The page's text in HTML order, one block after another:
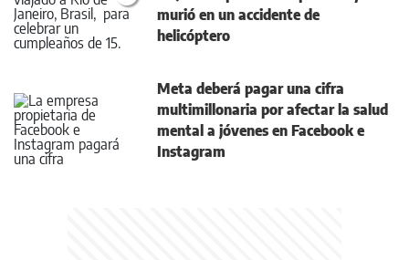
murió en un accidente de
helicóptero
Meta deberá pagar una cifra
multimillonaria por afectar la salud
mental a jóvenes en Facebook e
Instagram